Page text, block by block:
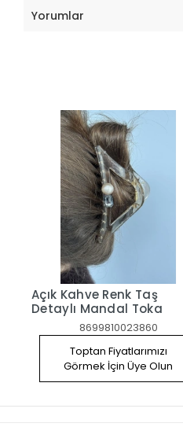
Yorumlar
Açık Kahve Renk Taş
Detaylı Mandal Toka
8699810023860
Toptan Fiyatlarımızı
Görmek İçin Üye Olun